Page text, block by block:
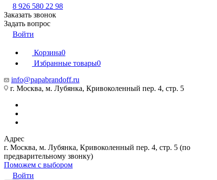
8 926 580 22 98
Заказать звонок
Задать вопрос
Войти
Корзина0
Избранные товары0
info@papabrandoff.ru
г. Москва, м. Лубянка, Кривоколенный пер. 4, стр. 5
Адрес
г. Москва, м. Лубянка, Кривоколенный пер. 4, стр. 5 (по
предварительному звонку)
Поможем с выбором
Войти